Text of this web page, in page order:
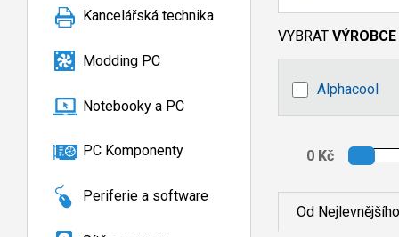
Kancelářská technika
Modding PC
Notebooky a PC
PC Komponenty
Periferie a software
VYBRAT VÝROBCE
Alphacool
Od Nejlevnějšího